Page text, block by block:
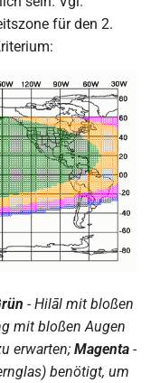
für den 2.
- Hilāl mit bloßen
mit bloßen Augen
erwarten; Magenta -
benötigt, um